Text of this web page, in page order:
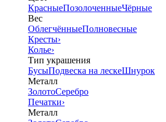
КрасныеПозолоченныеЧёрные
Вес
ОблегчённыеПолновесные
Кресты›
Колье›
Тип украшения
БусыПодвеска на лескеШнурок
Металл
ЗолотоСеребро
Печатки›
Металл